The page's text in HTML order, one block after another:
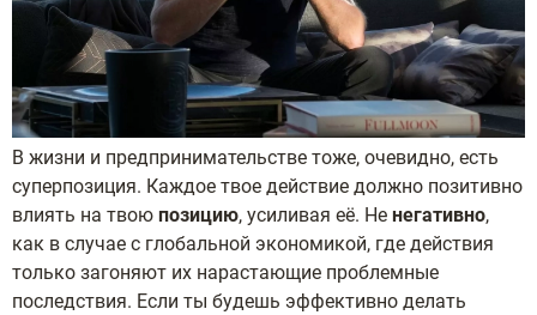
В жизни и предпринимательстве тоже, очевидно, есть
суперпозиция. Каждое твое действие должно позитивно
влиять на твою позицию, усиливая её. Не негативно,
как в случае с глобальной экономикой, где действия
только загоняют их нарастающие проблемные
последствия. Если ты будешь эффективно делать